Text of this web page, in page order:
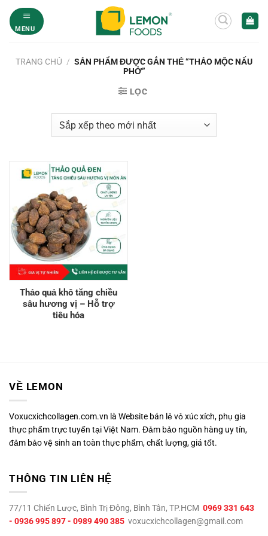
qua
MENU
TRANG CHỦ / SẢN PHẨM ĐƯỢC GẮN THẺ “THẢO MỘC NẤU
PHỞ”
LỌC
Thảo quả khô tăng chiều
sâu hương vị – Hỗ trợ
tiêu hóa
VỀ LEMON
Voxucxichcollagen.com.vn là Website bán lẻ vỏ xúc xích, phụ gia
thực phẩm trực tuyến tại Việt Nam. Đảm bảo nguồn hàng uy tín,
đảm bảo vệ sinh an toàn thực phẩm, chất lượng, giá tốt.
THÔNG TIN LIÊN HỆ
77/11 Chiến Lược, Bình Trị Đông, Bình Tân, TP.HCM 0969 331 643
- 0936 995 897 - 0989 490 385 voxucxichcollagen@gmail.com